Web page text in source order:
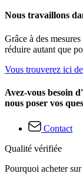
Nous travaillons
Grâce à des
réduire autant que
Vous trouverez ici
Avez-vous besoin
nous poser vos
Contact
Qualité vérifiée
Pourquoi acheter